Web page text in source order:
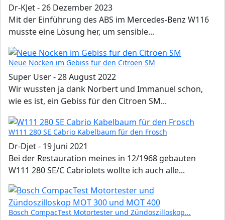
Dr-KJet-26 Dezember 2023
Mit der Einführung des ABS im Mercedes-Benz W116
musste eine Lösung her, um sensible...
Neue Nocken im Gebiss für den Citroen SM
Super User-28 August 2022
Wir wussten ja dank Norbert und Immanuel schon,
wie es ist, ein Gebiss für den Citroen SM...
W111 280 SE Cabrio Kabelbaum für den Frosch
Dr-Djet- 19 Juni 2021
Bei der Restauration meines in 12/1968 gebauten
W111 280 SE/C Cabriolets wollte ich auch alle...
Bosch CompacTest Motortester und Zündoszilloskop...